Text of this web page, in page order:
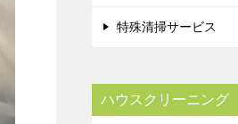
特殊清掃サービス
ハウスクリーニング